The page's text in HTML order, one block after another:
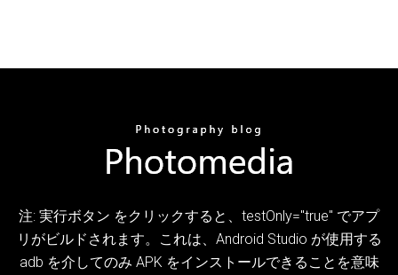
注: 実行ボタン をクリックすると、testOnly="true" でアプ
リがビルドされます。これは、Android Studio が使用する
adb を介してのみ APK をインストールできることを意味